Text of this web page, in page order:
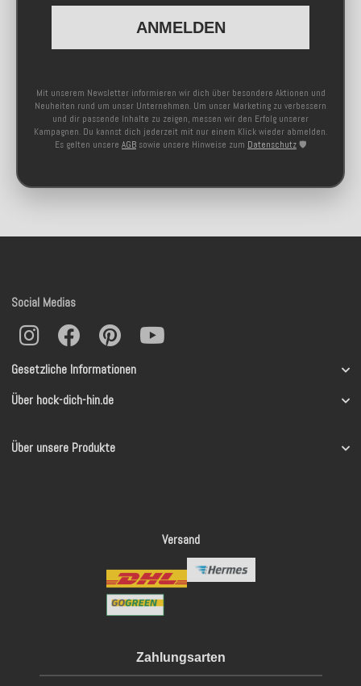
ANMELDEN
Mit unserem Newsletter informieren wir dich über besondere Aktionen und
Neuheiten rund um unser Unternehmen. Um unser Marketing zu verbessern
und dir passende Inhalte zu zeigen, messen wir den Erfolg unserer
Kampagnen. Du kannst dich jederzeit mit nur einem Klick wieder abmelden.
Es gelten unsere AGB sowie unsere Hinweise zum Datenschutz 🛡️
Gesetzliche Informationen
Über hock-dich-hin.de
Über unsere Produkte
Social Medias
Versand
Zahlungsarten